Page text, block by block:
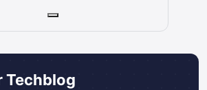
Techblog